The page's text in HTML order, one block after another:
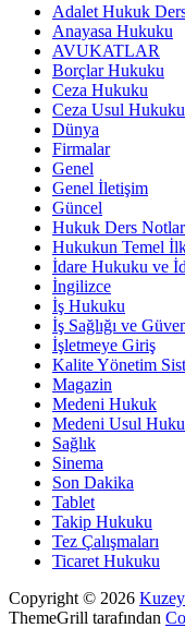
Adalet Hukuk
Anayasa Hukuku
AVUKATLAR
Borçlar Hukuku
Ceza Hukuku
Ceza Usul Hukuku
Dünya
Firmalar
Genel
Genel İletişim
Güncel
Hukuk Ders
Hukukun Temel
İdare Hukuku ve
İngilizce
İş Hukuku
İş Sağlığı ve
İşletmeye Giriş
Kalite Yönetim
Magazin
Medeni Hukuk
Medeni Usul
Sağlık
Sinema
Son Dakika
Tablet
Takip Hukuku
Tez Çalışmaları
Ticaret Hukuku
Copyright © 2026
ThemeGrill tarafından